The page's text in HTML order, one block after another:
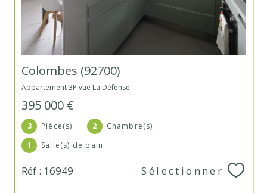
Colombes (92700)
Appartement 3P vue La Défense
395 000 €
3 Pièce(s) 2
Chambre(s)
1
Salle(s) de bain
Réf : 16949 Sélectionner